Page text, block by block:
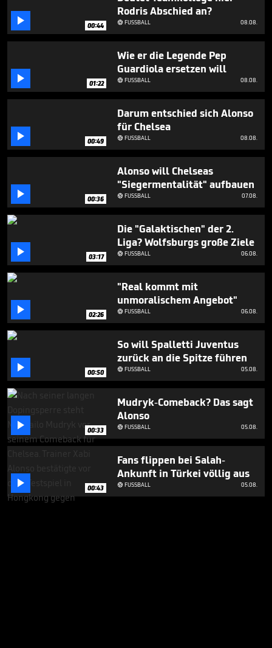
minutes,
seconds
 00:44
Rodris Abschied an?
FUSSBALL 08.08.
 01:22
Wie er die Legende Pep
Guardiola ersetzen will
FUSSBALL 08.08.
 00:49
Darum entschied sich Alonso
für Chelsea
FUSSBALL 08.08.
 00:36
Alonso will Chelseas
"Siegermentalität" aufbauen
FUSSBALL 07.08.
 03:17
Die "Galaktischen" der 2.
Liga? Wolfsburgs große Ziele
FUSSBALL 06.08.
 02:26
"Real kommt mit
unmoralischem Angebot"
FUSSBALL 06.08.
 00:50
So will Spalletti Juventus
zurück an die Spitze führen
FUSSBALL 05.08.
 00:33
Mudryk-Comeback? Das sagt
Alonso
FUSSBALL 05.08.
 00:43
Fans flippen bei Salah-
Ankunft in Türkei völlig aus
FUSSBALL 05.08.